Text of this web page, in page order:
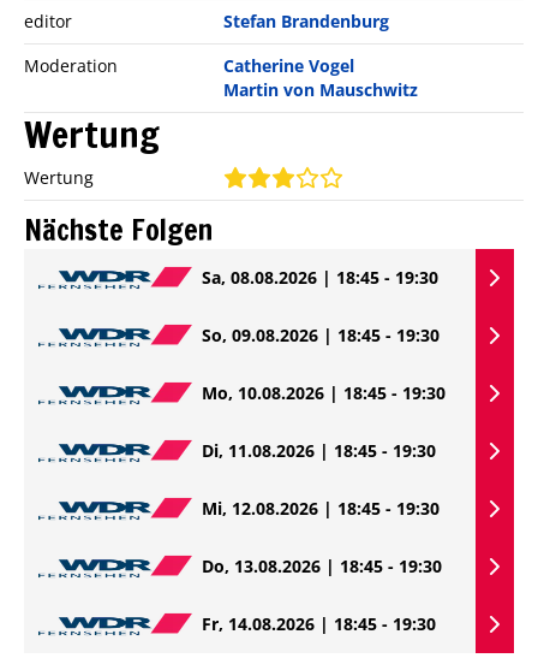
editor
Stefan Brandenburg
Moderation
Catherine Vogel
Martin von Mauschwitz
Wertung
Wertung
Nächste Folgen
Sa, 08.08.2026 | 18:45 - 19:30
So, 09.08.2026 | 18:45 - 19:30
Mo, 10.08.2026 | 18:45 - 19:30
Di, 11.08.2026 | 18:45 - 19:30
Mi, 12.08.2026 | 18:45 - 19:30
Do, 13.08.2026 | 18:45 - 19:30
Fr, 14.08.2026 | 18:45 - 19:30